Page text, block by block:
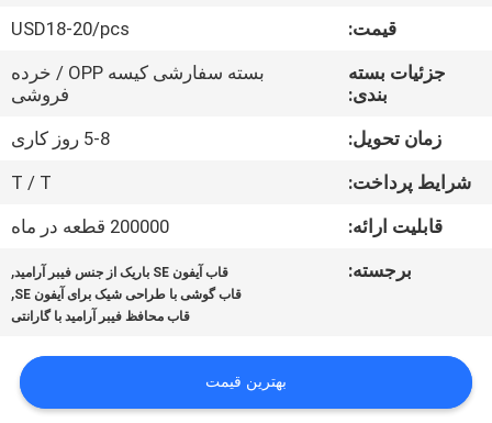
کنترل
ما
تماس
قیمت:
USD18-20/pcs
جزئیات بسته
بندی:
بسته سفارشی کیسه OPP / خرده
فروشی
زمان تحویل:
5-8 روز کاری
شرایط پرداخت:
T / T
قابلیت ارائه:
200000 قطعه در ماه
برجسته:
قاب آیفون SE باریک از جنس فیبر آرامید ,
قاب گوشی با طراحی شیک برای آیفون SE ,
قاب محافظ فیبر آرامید با گارانتی
بهترین قیمت